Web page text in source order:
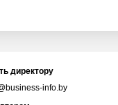
директору
info.by